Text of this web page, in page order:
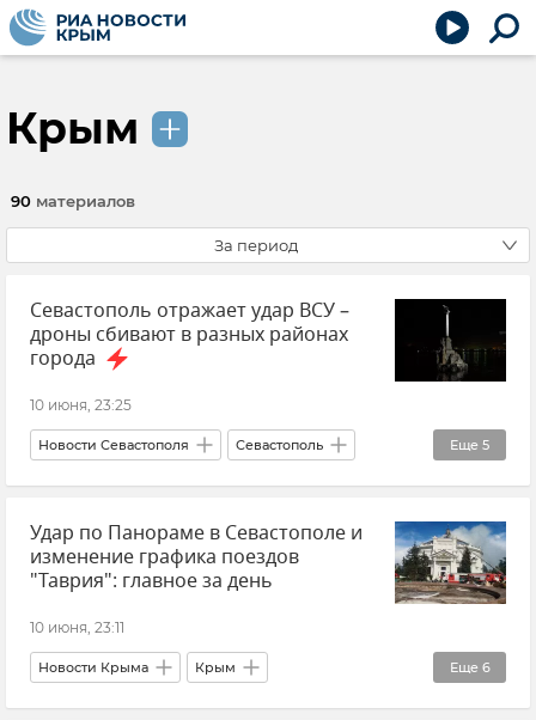
Крым
90 материалов
За период
Севастополь отражает удар ВСУ –
дроны сбивают в разных районах
города
10 июня, 23:25
Еще 5
Новости Севастополя Севастополь
Срочные новости Крыма Крым
Михаил Развожаев
Безопасность Республики Крым и Севастополя
Удар по Панораме в Севастополе и
изменение графика поездов
"Таврия": главное за день
10 июня, 23:11
Еще 6
Новости Крыма Крым
Новости Севастополя Севастополь